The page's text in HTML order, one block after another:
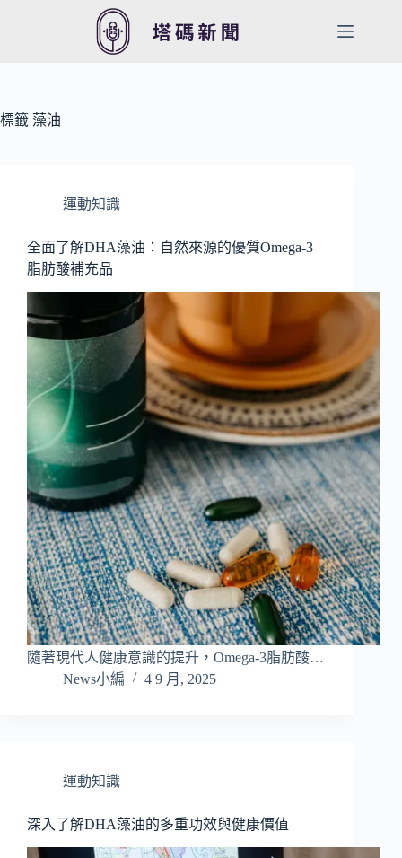
容
標籤 藻油
運動知識
全面了解DHA藻油：自然來源的優質Omega-3
脂肪酸補充品
隨著現代人健康意識的提升，Omega-3脂肪酸…
News小編
4 9 月, 2025
運動知識
深入了解DHA藻油的多重功效與健康價值